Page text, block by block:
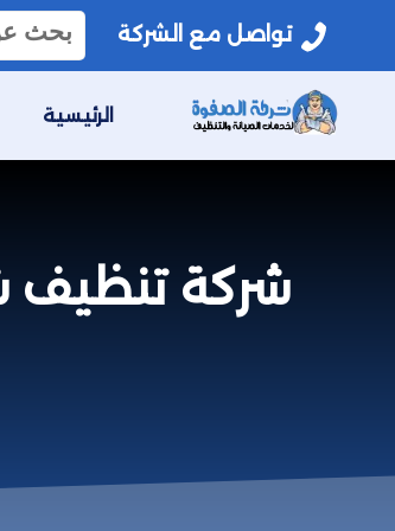
تواصل مع الشركة
البحث
عن:
الرئيسية
شركة تنظيف شقق بفيفاء